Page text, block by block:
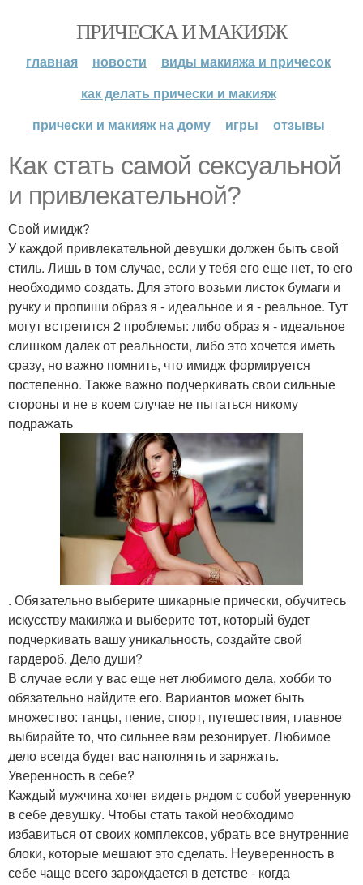
ПРИЧЕСКА И МАКИЯЖ
главная новости
виды макияжа и причесок
как делать прически и макияж
прически и макияж на дому
игры отзывы
Как стать самой сексуальной
и привлекательной?
Свой имидж?
У каждой привлекательной девушки должен быть свой
стиль. Лишь в том случае, если у тебя его еще нет, то его
необходимо создать. Для этого возьми листок бумаги и
ручку и пропиши образ я - идеальное и я - реальное. Тут
могут встретится 2 проблемы: либо образ я - идеальное
слишком далек от реальности, либо это хочется иметь
сразу, но важно помнить, что имидж формируется
постепенно. Также важно подчеркивать свои сильные
стороны и не в коем случае не пытаться никому
подражать
. Обязательно выберите шикарные прически, обучитесь
искусству макияжа и выберите тот, который будет
подчеркивать вашу уникальность, создайте свой
гардероб. Дело души?
В случае если у вас еще нет любимого дела, хобби то
обязательно найдите его. Вариантов может быть
множество: танцы, пение, спорт, путешествия, главное
выбирайте то, что сильнее вам резонирует. Любимое
дело всегда будет вас наполнять и заряжать.
Уверенность в себе?
Каждый мужчина хочет видеть рядом с собой уверенную
в себе девушку. Чтобы стать такой необходимо
избавиться от своих комплексов, убрать все внутренние
блоки, которые мешают это сделать. Неуверенность в
себе чаще всего зарождается в детстве - когда